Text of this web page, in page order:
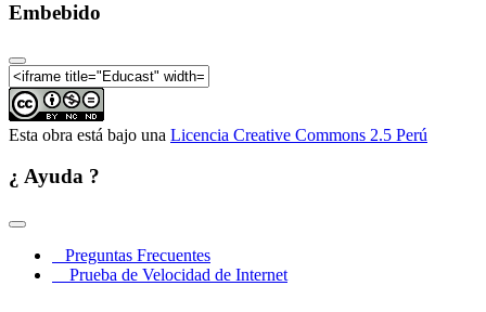
Embebido
Esta obra está bajo una Licencia Creative Commons 2.5 Perú
¿ Ayuda ?
Preguntas Frecuentes
Prueba de Velocidad de Internet